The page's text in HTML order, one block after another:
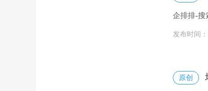
企排排-搜
网霸屏覆
发布时间
原创